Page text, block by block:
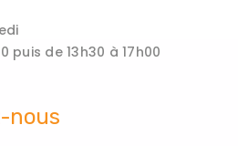
puis de 13h30 à 17h00
nous